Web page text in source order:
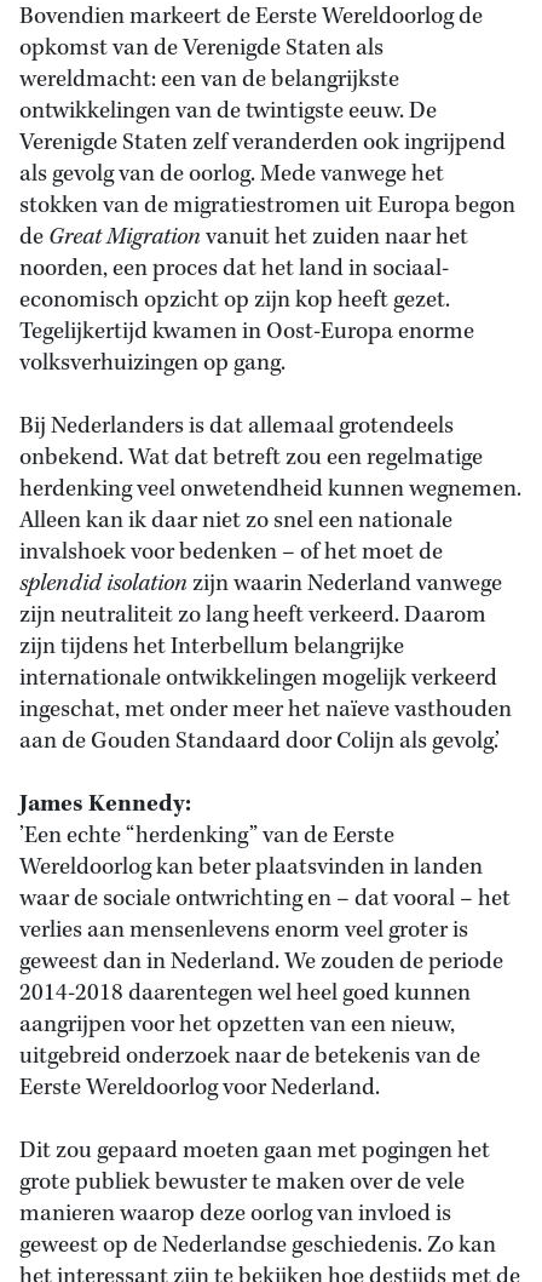
Bovendien markeert de Eerste Wereldoorlog de
opkomst van de Verenigde Staten als
wereldmacht: een van de belangrijkste
ontwikkelingen van de twintigste eeuw. De
Verenigde Staten zelf veranderden ook ingrijpend
als gevolg van de oorlog. Mede vanwege het
stokken van de migratiestromen uit Europa begon
deGreat Migrationvanuit het zuiden naar het
noorden, een proces dat het land in sociaal-
economisch opzicht op zijn kop heeft gezet.
Tegelijkertijd kwamen in Oost-Europa enorme
volksverhuizingen op gang.
Bij Nederlanders is dat allemaal grotendeels
onbekend. Wat dat betreft zou een regelmatige
herdenking veel onwetendheid kunnen wegnemen.
Alleen kan ik daar niet zo snel een nationale
invalshoek voor bedenken – of het moet de
splendid isolationzijn waarin Nederland vanwege
zijn neutraliteit zo lang heeft verkeerd. Daarom
zijn tijdens het Interbellum belangrijke
internationale ontwikkelingen mogelijk verkeerd
ingeschat, met onder meer het naïeve vasthouden
aan de Gouden Standaard door Colijn als gevolg.’
James Kennedy:
’Een echte “herdenking” van de Eerste
Wereldoorlog kan beter plaatsvinden in landen
waar de sociale ontwrichting en – dat vooral – het
verlies aan mensenlevens enorm veel groter is
geweest dan in Nederland. We zouden de periode
2014-2018 daarentegen wel heel goed kunnen
aangrijpen voor het opzetten van een nieuw,
uitgebreid onderzoek naar de betekenis van de
Eerste Wereldoorlog voor Nederland.
Dit zou gepaard moeten gaan met pogingen het
grote publiek bewuster te maken over de vele
manieren waarop deze oorlog van invloed is
geweest op de Nederlandse geschiedenis. Zo kan